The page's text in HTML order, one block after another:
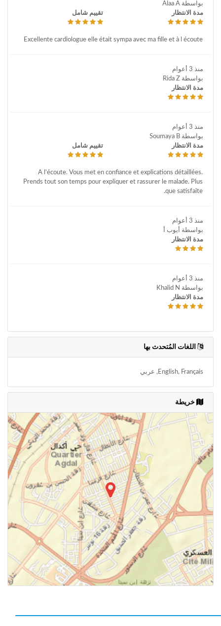
بواسطة Alaa A
مدة الانتظار
تقييم شامل
Excellente cardiologue elle était sympa avec ma fille et à l écoute
منذ 3 أعوام
بواسطة Rida Z
مدة الانتظار
منذ 3 أعوام
بواسطة Soumaya B
مدة الانتظار
تقييم شامل
A l'écoute. Vous met en confiance et explications détaillées.
Prends tout son temps pour expliquer et rassurer le malade. Plus
que satisfaite.
منذ 3 أعوام
بواسطة أيوب أ
مدة الانتظار
منذ 3 أعوام
بواسطة Khalid N
مدة الانتظار
اللغات المُتحدث بها
English, Français, عربي
خريطة